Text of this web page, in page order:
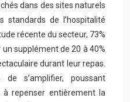
dans des sites naturels
standards de l’hospitalité
récente du secteur, 73%
supplément de 20 à 40%
durant leur repas.
s’amplifier, poussant
repenser entièrement la